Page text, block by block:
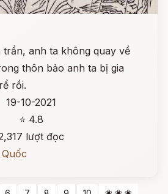
anh ta không quay về
thôn bảo anh ta bị gia
rồi.
19-10-2021
⭐ 4.8
lượt đọc